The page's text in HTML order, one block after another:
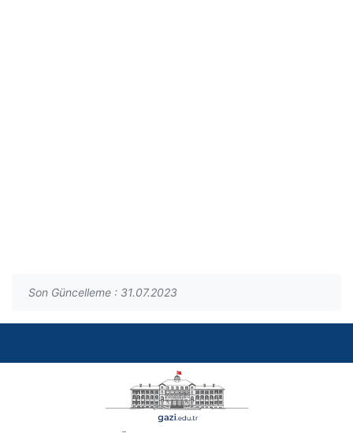
Son Güncelleme : 31.07.2023